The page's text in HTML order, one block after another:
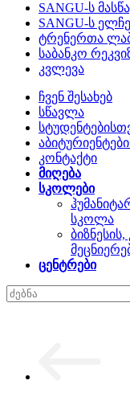
SANGU-ს
SANGU-ს
ტრენერთა
საბანკო
კვლევა
ჩვენ შესახებ
სწავლა
კონტაქტი
მიღება
სკოლები
სკოლა
ცენტრები